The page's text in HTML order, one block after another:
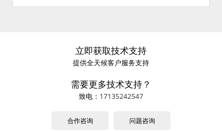
立即获取技术支持
提供全天候客户服务支持
需要更多技术支持？
致电： 17135242547
合作咨询 问题咨询